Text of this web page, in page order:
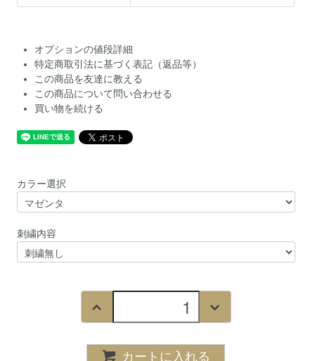
オプションの値段詳細
特定商取引法に基づく表記（返品等）
この商品を友達に教える
この商品について問い合わせる
買い物を続ける
カラー選択
刺繍内容
カートに入れる